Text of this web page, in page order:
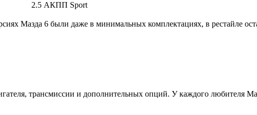
2.5 АКПП Sport
Мазда 6 были даже в минимальных комплектациях, в рестайле
трансмиссии и дополнительных опций. У каждого любителя